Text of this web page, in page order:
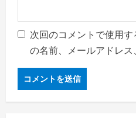
次回のコメントで使用
の名前、メールアドレス